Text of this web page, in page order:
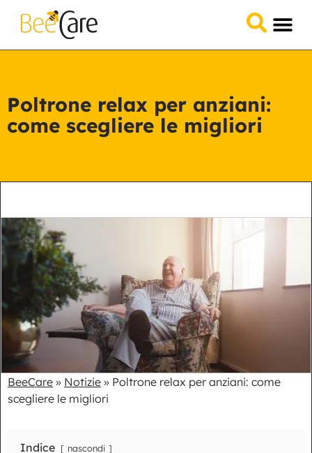
Poltrone relax per anziani:
come scegliere le migliori
BeeCare » Notizie » Poltrone relax per anziani: come
scegliere le migliori
Indice nascondi